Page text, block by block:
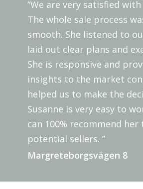
“We are very satisfied with
The whole sale process
smooth. She listened to
laid out clear plans and
She is responsive and
insights to the market
helped us to make the
Susanne is very easy to
can 100% recommend her
potential sellers. ”
Margreteborgsvägen 8